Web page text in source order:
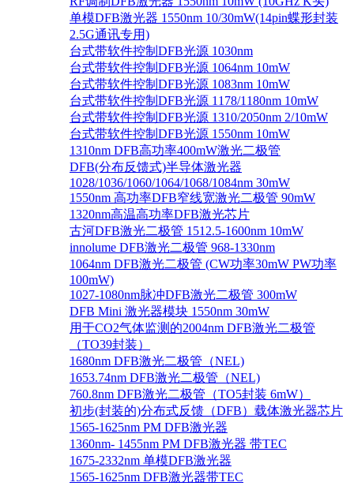
单模DFB激光器 1550nm 10/30mW(14pin蝶形封装
2.5G通讯专用)
台式带软件控制DFB光源 1030nm
台式带软件控制DFB光源 1064nm 10mW
台式带软件控制DFB光源 1083nm 10mW
台式带软件控制DFB光源 1178/1180nm 10mW
台式带软件控制DFB光源 1310/2050nm 2/10mW
台式带软件控制DFB光源 1550nm 10mW
1310nm DFB高功率400mW激光二极管
DFB(分布反馈式)半导体激光器
1028/1036/1060/1064/1068/1084nm 30mW
1550nm 高功率DFB窄线宽激光二极管 90mW
1320nm高温高功率DFB激光芯片
古河DFB激光二极管 1512.5-1600nm 10mW
innolume DFB激光二极管 968-1330nm
1064nm DFB激光二极管 (CW功率30mW PW功率
100mW)
1027-1080nm脉冲DFB激光二极管 300mW
DFB Mini 激光器模块 1550nm 30mW
用于CO2气体监测的2004nm DFB激光二极管
（TO39封装）
1680nm DFB激光二极管（NEL)
1653.74nm DFB激光二极管（NEL)
760.8nm DFB激光二极管（TO5封装 6mW）
初步(封装的)分布式反馈（DFB）载体激光器芯片
1565-1625nm PM DFB激光器
1360nm- 1455nm PM DFB激光器 带TEC
1675-2332nm 单模DFB激光器
1565-1625nm DFB激光器带TEC